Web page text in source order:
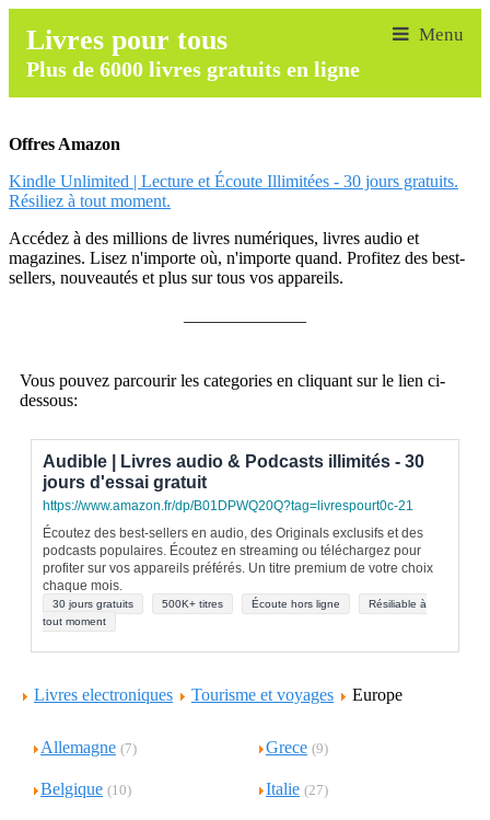
Livres pour tous
Plus de 6000 livres gratuits en ligne
Offres Amazon
Kindle Unlimited | Lecture et Écoute Illimitées - 30 jours gratuits.
Résiliez à tout moment.
Accédez à des millions de livres numériques, livres audio et
magazines. Lisez n'importe où, n'importe quand. Profitez des best-
sellers, nouveautés et plus sur tous vos appareils.
Vous pouvez parcourir les categories en cliquant sur le lien ci-
dessous:
Audible | Livres audio & Podcasts illimités - 30
jours d'essai gratuit
https://www.amazon.fr/dp/B01DPWQ20Q?tag=livrespourt0c-21
Écoutez des best-sellers en audio, des Originals exclusifs et des
podcasts populaires. Écoutez en streaming ou téléchargez pour
profiter sur vos appareils préférés. Un titre premium de votre choix
chaque mois.
30 jours gratuits 500K+ titres Écoute hors ligne
Résiliable à
tout moment
Livres electroniques Tourisme et voyages Europe
Allemagne (7) Grece (9)
Belgique (10) Italie (27)